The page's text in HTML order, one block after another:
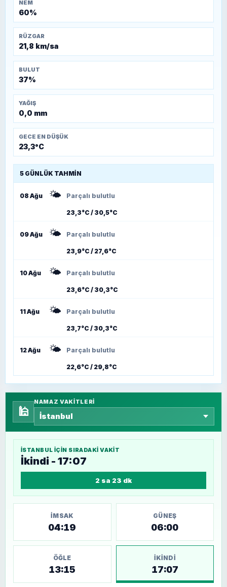
NEM
60%
RÜZGAR
21,8 km/sa
BULUT
37%
YAĞIŞ
0,0 mm
GECE EN DÜŞÜK
23,3°C
5 GÜNLÜK TAHMIN
08 Ağu 🌤️ Parçalı bulutlu
23,3°C / 30,5°C
09 Ağu 🌤️ Parçalı bulutlu
23,9°C / 27,6°C
10 Ağu 🌤️ Parçalı bulutlu
23,6°C / 30,3°C
11 Ağu 🌤️ Parçalı bulutlu
23,7°C / 30,3°C
12 Ağu 🌤️ Parçalı bulutlu
22,6°C / 29,8°C
🕌
NAMAZ VAKITLERI
İSTANBUL IÇIN SIRADAKI VAKIT
İkindi - 17:07
2 sa 23 dk
İMSAK
04:19
GÜNEŞ
06:00
ÖĞLE
13:15
İKINDI
17:07